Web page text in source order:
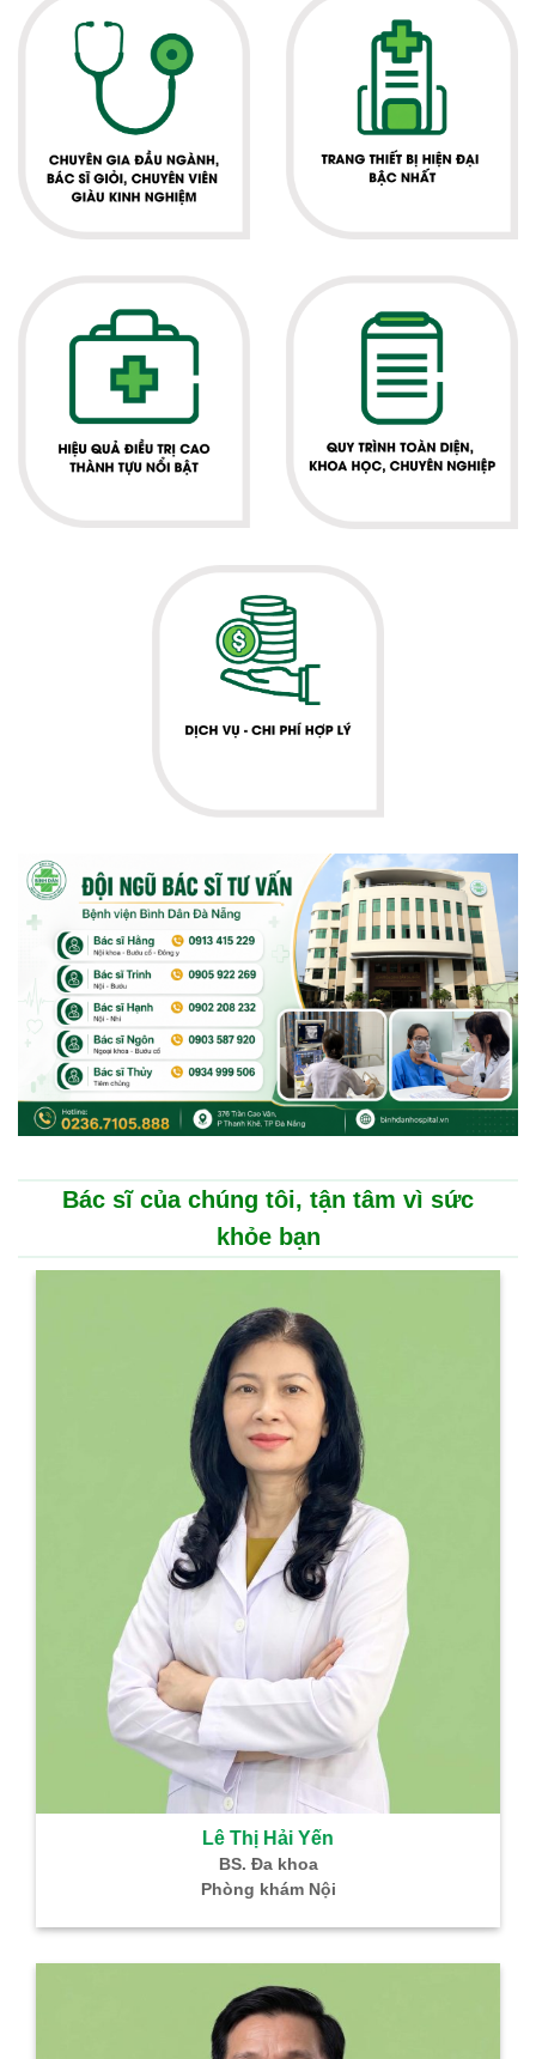
Bác sĩ của chúng tôi, tận tâm vì sức
khỏe bạn
Lê Thị Hải Yến
BS. Đa khoa
Phòng khám Nội